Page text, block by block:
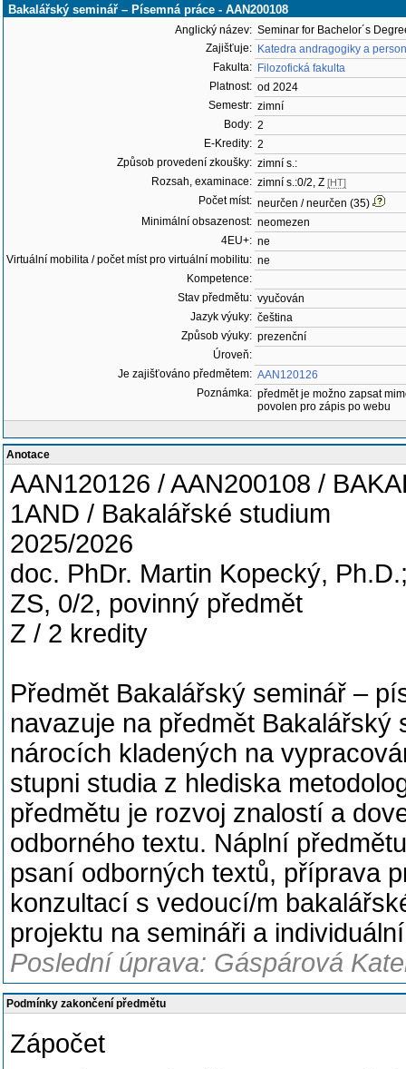
Bakalářský seminář – Písemná práce - AAN200108
Anglický název: Seminar for Bachelor´s
Zajišťuje: Katedra andragogiky a
Fakulta: Filozofická fakulta
Platnost: od 2024
Semestr: zimní
Body: 2
E-Kredity: 2
Způsob provedení zkoušky: zimní s.:
Rozsah, examinace: zimní s.:0/2, Z [HT]
Počet míst: neurčen / neurčen (35)
Minimální obsazenost: neomezen
4EU+: ne
Virtuální mobilita / počet míst pro virtuální mobilitu: ne
Kompetence:
Stav předmětu: vyučován
Jazyk výuky: čeština
Způsob výuky: prezenční
Úroveň:
Je zajišťováno předmětem: AAN120126
Poznámka: předmět je možno zapsat
povolen pro zápis po webu
Anotace
AAN120126 / AAN200108 /
1AND / Bakalářské studium
2025/2026
doc. PhDr. Martin Kopecký,
ZS, 0/2, povinný předmět
Z / 2 kredity
Předmět Bakalářský seminář –
navazuje na předmět
nárocích kladených na
stupni studia z hlediska
předmětu je rozvoj znalostí a
odborného textu. Náplní
psaní odborných textů, příprava
konzultací s vedoucí/m
projektu na semináři a
Poslední úprava: Gáspárová
Podmínky zakončení předmětu
Zápočet